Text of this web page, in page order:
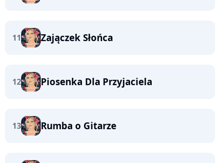
11 Zajączek Słońca
12 Piosenka Dla Przyjaciela
13 Rumba o Gitarze